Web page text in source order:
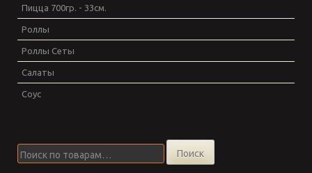
Пицца 700гр. - 33см.
Роллы
Роллы Сеты
Салаты
Соус
Искать:
Поиск